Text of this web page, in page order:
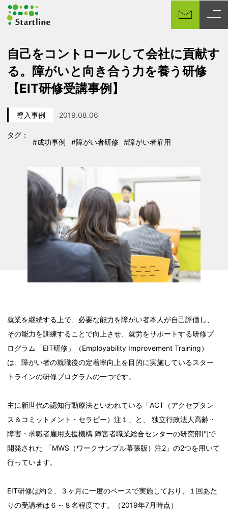
イ
へ
移
自己をコントロールして会社に貢献す
る。障がいと向き合う力を養う研修
【EIT研修受講事例】
カテゴリー
導入事例
投稿日
2019.08.06
タグ：
タグ
#成功事例
タグ
#障がい者研修
タグ
#障がい者雇用
就業を継続する上で、必要な能力を障がい者本人が自己評価し、
その能力を訓練することで向上させ、就労をサポートする研修プ
ログラム「EIT研修」（Employability Improvement Training）
は、障がい者の就職後の定着率向上を目的に実施しているスター
トラインの研修プログラムの一つです。
主に新世代の認知行動療法といわれている「ACT（アクセプタン
ス＆コミットメント・セラピー）注１」と、 独立行政法人高齢・
障害・求職者雇用支援機構 障害者職業総合センターの研究部門で
開発された 「MWS（ワークサンプル幕張版）注2」の2つを用いて
行っています。
EIT研修は約２、３ヶ月に一度のペースで実施しており、１回あた
りの受講者は６～８名程度です。（2019年7月時点）